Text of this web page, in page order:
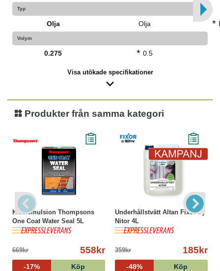
Typ
Olja Olja *
Volym
0.275 * 0.5
Visa utökade specifikationer
Produkter från samma kategori
Kiselemulsion Thompsons
One Coat Water Seal 5L
669kr 558kr
-17% Köp
Underhållstvätt Altan Fixor by
Nitor 4L
359kr 185kr
-48% Köp